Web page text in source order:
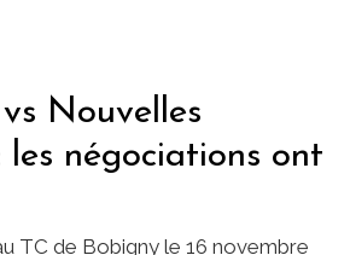
Nouvelles
les négociations ont
TC de Bobigny le 16 novembre